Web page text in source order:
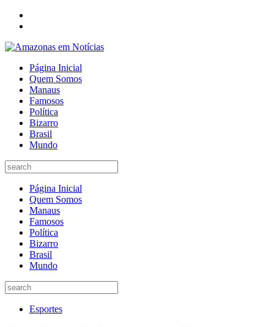
Página Inicial
Quem Somos
Manaus
Famosos
Política
Bizarro
Brasil
Mundo
Página Inicial
Quem Somos
Manaus
Famosos
Política
Bizarro
Brasil
Mundo
Esportes